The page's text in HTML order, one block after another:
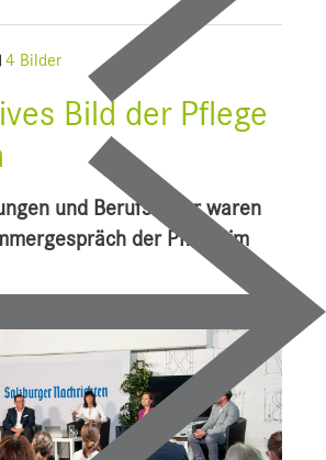
Salzburg
4 Bilder
Bild der Pflege
und Berufsbilder waren
der Pflege im